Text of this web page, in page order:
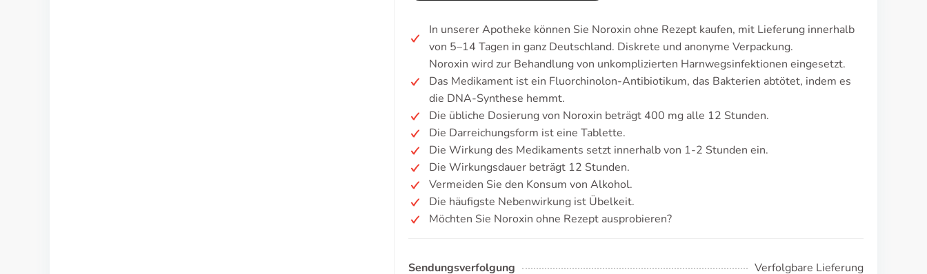
In unserer Apotheke können Sie Noroxin ohne Rezept kaufen, mit Lieferung innerhalb
von 5–14 Tagen in ganz Deutschland. Diskrete und anonyme Verpackung.
Noroxin wird zur Behandlung von unkomplizierten Harnwegsinfektionen eingesetzt.
Das Medikament ist ein Fluorchinolon-Antibiotikum, das Bakterien abtötet, indem es
die DNA-Synthese hemmt.
Die übliche Dosierung von Noroxin beträgt 400 mg alle 12 Stunden.
Die Darreichungsform ist eine Tablette.
Die Wirkung des Medikaments setzt innerhalb von 1-2 Stunden ein.
Die Wirkungsdauer beträgt 12 Stunden.
Vermeiden Sie den Konsum von Alkohol.
Die häufigste Nebenwirkung ist Übelkeit.
Möchten Sie Noroxin ohne Rezept ausprobieren?
Sendungsverfolgung
Verfolgbare Lieferung